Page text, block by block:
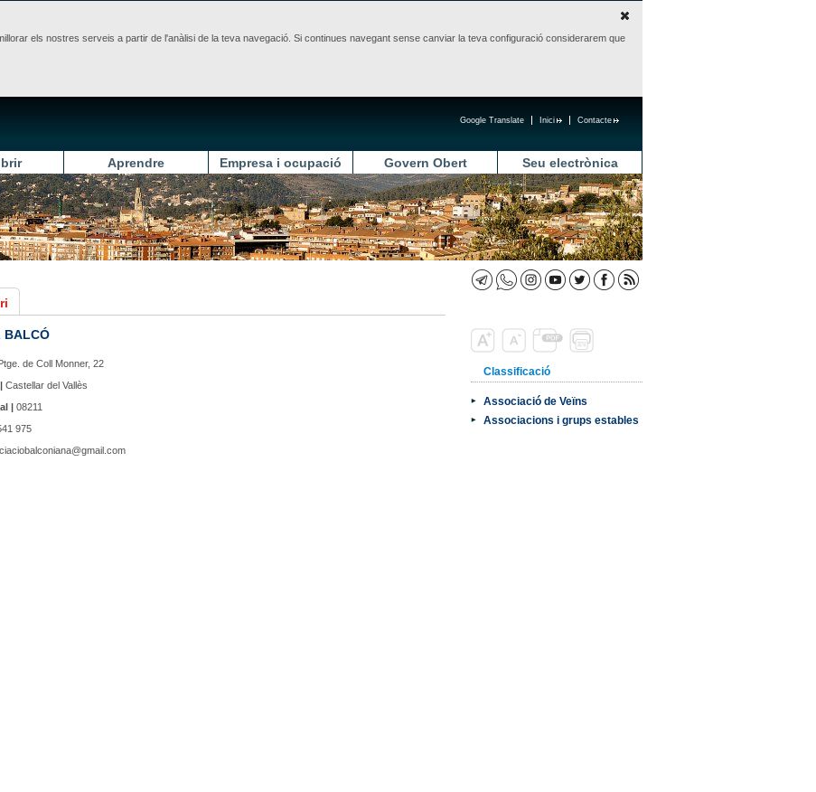
els nostres serveis a partir de l'anàlisi de la teva navegació. Si continues navegant sense canviar la teva configuració considerarem que
Contacte
Inici
Google Translate
Aprendre Empresa i ocupació Govern Obert Seu electrònica
BALCÓ
de Coll Monner, 22
Castellar del Vallès
| 08211
975
Classificació
Associació de Veïns
Associacions i grups estables